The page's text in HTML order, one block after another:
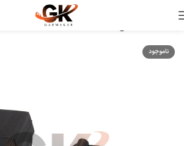
ناموجود